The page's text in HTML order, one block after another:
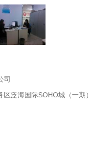
司
区泛海国际SOHO城（一期